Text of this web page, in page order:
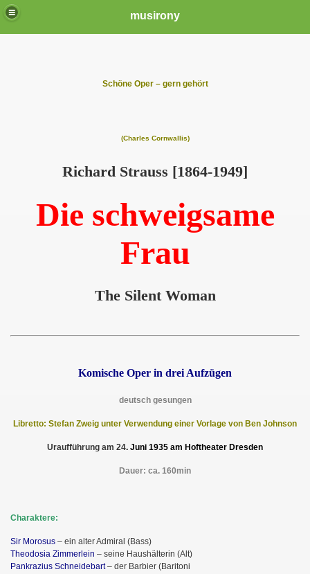
musirony
Schöne Oper – gern gehört
(Charles Cornwallis)
Richard Strauss [1864-1949]
Die schweigsame
Frau
The Silent Woman
Komische Oper in drei Aufzügen
deutsch gesungen
Libretto: Stefan Zweig unter Verwendung einer Vorlage von Ben Johnson
Uraufführung am 24. Juni 1935 am Hoftheater Dresden
Dauer: ca. 160min
Charaktere:
Sir Morosus – ein alter Admiral (Bass)
Theodosia Zimmerlein – seine Haushälterin (Alt)
Pankrazius Schneidebart– der Barbier (Baritoni